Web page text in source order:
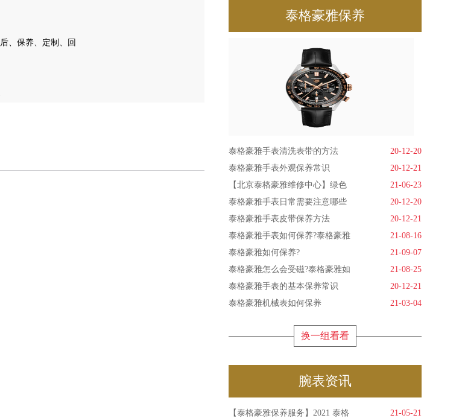
泰格豪雅保养
泰格豪雅手表清洗表带的方法
20-12-20
泰格豪雅手表外观保养常识
20-12-21
【北京泰格豪雅维修中心】绿色
21-06-23
泰格豪雅手表日常需要注意哪些
20-12-20
泰格豪雅手表皮带保养方法
20-12-21
泰格豪雅手表如何保养?泰格豪雅
21-08-16
泰格豪雅如何保养?
21-09-07
泰格豪雅怎么会受磁?泰格豪雅如
21-08-25
泰格豪雅手表的基本保养常识
20-12-21
泰格豪雅机械表如何保养
21-03-04
换一组看看
腕表资讯
【泰格豪雅保养服务】2021 泰格
21-05-21